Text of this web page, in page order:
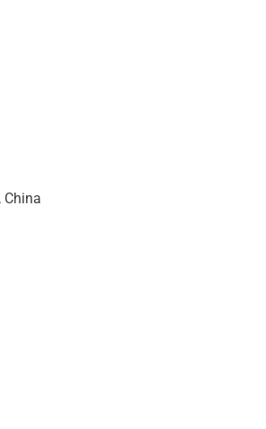
China